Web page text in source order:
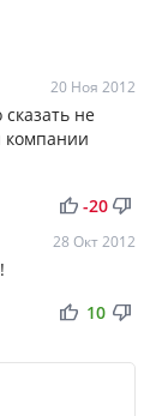
20 Ноя 2012
не
компании
thumb_up thumb_down
-20
28 Окт 2012
thumb_up thumb_down
10